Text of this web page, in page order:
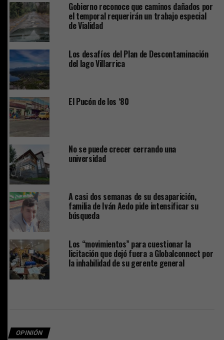
Gobierno reconoce que caminos dañados por
el temporal requerirán un trabajo especial
de Vialidad
Los desafíos del Plan de Descontaminación
del lago Villarrica
El Pucón de los ‘80
No se puede crecer cerrando una
universidad
A casi dos semanas de su desaparición,
familia de Iván Aedo pide intensificar su
búsqueda
Los “movimientos” para cuestionar la
licitación que dejó fuera a Globalconnect por
la inhabilidad de su gerente general
OPINIÓN